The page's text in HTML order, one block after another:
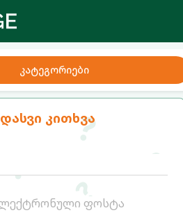
კატეგორიები
დასვი კითხვა